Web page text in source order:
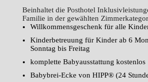
Beinhaltet die Posthotel
Familie in der gewählten
Willkommensgeschenk für alle
Kinderbetreuung für Kinder ab 6
Sonntag bis Freitag
komplette Babyausstattung kostenlos
Babybrei-Ecke von HIPP® (24